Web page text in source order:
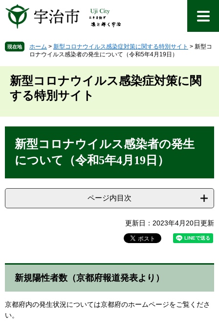
先
で
を
ば
へ
現在地 ホーム > 新型コロナウイルス感染症対策に関する特別サイト > 新型コ
ロナウイルス感染者の発生について（令和5年4月19日）
新型コロナウイルス感染症対策に関
する特別サイト
新型コロナウイルス感染者の発生
について（令和5年4月19日）
ページ内目次
更新日：2023年4月20日更新
新規陽性者数（京都府報道発表より）
京都府内の発生状況については京都府のホームページをご覧くださ
い。